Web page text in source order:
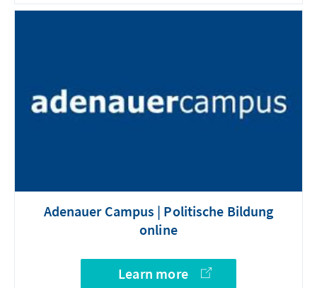
Adenauer Campus | Politische Bildung
online
Learn more